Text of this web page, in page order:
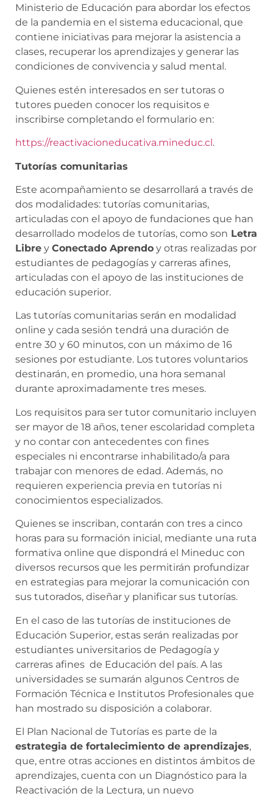
Ministerio de Educación para abordar los efectos
de la pandemia en el sistema educacional, que
contiene iniciativas para mejorar la asistencia a
clases, recuperar los aprendizajes y generar las
condiciones de convivencia y salud mental.
Quienes estén interesados en ser tutoras o
tutores pueden conocer los requisitos e
inscribirse completando el formulario en:
https://reactivacioneducativa.mineduc.cl .
Tutorías comunitarias
Este acompañamiento se desarrollará a través de
dos modalidades: tutorías comunitarias,
articuladas con el apoyo de fundaciones que han
desarrollado modelos de tutorías, como son Letra
Libre y Conectado Aprendo y otras realizadas por
estudiantes de pedagogías y carreras afines,
articuladas con el apoyo de las instituciones de
educación superior.
Las tutorías comunitarias serán en modalidad
online y cada sesión tendrá una duración de
entre 30 y 60 minutos, con un máximo de 16
sesiones por estudiante. Los tutores voluntarios
destinarán, en promedio, una hora semanal
durante aproximadamente tres meses.
Los requisitos para ser tutor comunitario incluyen
ser mayor de 18 años, tener escolaridad completa
y no contar con antecedentes con fines
especiales ni encontrarse inhabilitado/a para
trabajar con menores de edad. Además, no
requieren experiencia previa en tutorías ni
conocimientos especializados.
Quienes se inscriban, contarán con tres a cinco
horas para su formación inicial, mediante una ruta
formativa online que dispondrá el Mineduc con
diversos recursos que les permitirán profundizar
en estrategias para mejorar la comunicación con
sus tutorados, diseñar y planificar sus tutorías.
En el caso de las tutorías de instituciones de
Educación Superior, estas serán realizadas por
estudiantes universitarios de Pedagogía y
carreras afines de Educación del país. A las
universidades se sumarán algunos Centros de
Formación Técnica e Institutos Profesionales que
han mostrado su disposición a colaborar.
El Plan Nacional de Tutorías es parte de la
estrategia de fortalecimiento de aprendizajes,
que, entre otras acciones en distintos ámbitos de
aprendizajes, cuenta con un Diagnóstico para la
Reactivación de la Lectura, un nuevo